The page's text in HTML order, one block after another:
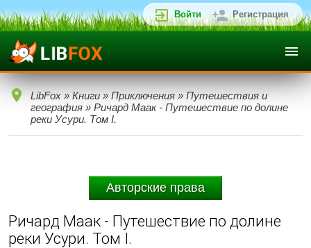
Войти Регистрация
LibFox » Книги » Приключения » Путешествия и
география » Ричард Маак - Путешествие по долине
реки Усури. Том I.
Авторские права
Ричард Маак - Путешествие по долине
реки Усури. Том I.